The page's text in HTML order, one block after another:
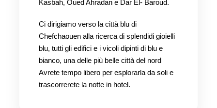
Kasbah, Oued Ahradan e Dar El- Baroud.
Ci dirigiamo verso la città blu di
Chefchaouen alla ricerca di splendidi gioielli
blu, tutti gli edifici e i vicoli dipinti di blu e
bianco, una delle più belle città del nord
Avrete tempo libero per esplorarla da soli e
trascorrerete la notte in hotel.